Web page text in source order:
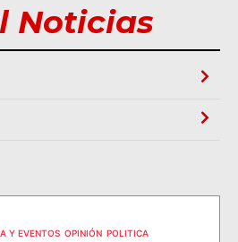
Noticias
Y EVENTOS OPINIÓN POLITICA